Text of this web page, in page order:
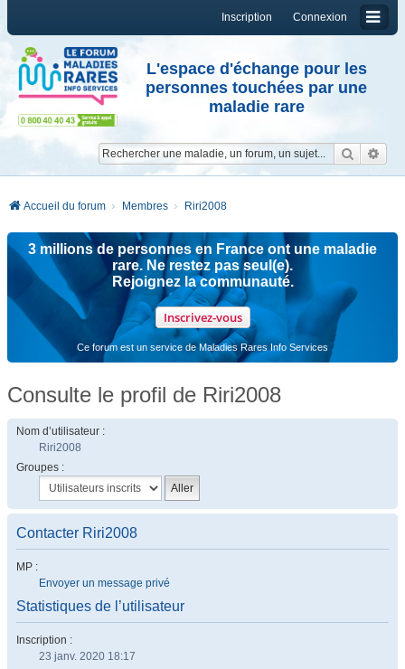
Connexion
Inscription
L'espace d'échange pour les
personnes touchées par une
maladie rare
Accueil du forum Membres Riri2008
3 millions de personnes en France ont une maladie
rare. Ne restez pas seul(e).
Rejoignez la communauté.
Inscrivez-vous
Ce forum est un service de Maladies Rares Info Services
Consulte le profil de Riri2008
Nom d’utilisateur :
Riri2008
Groupes :
Contacter Riri2008
MP :
Envoyer un message privé
Statistiques de l’utilisateur
Inscription :
23 janv. 2020 18:17